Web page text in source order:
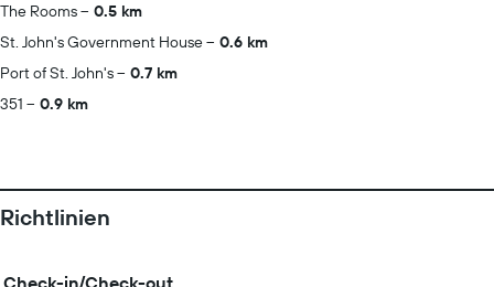
The Rooms
0.5 km
St. John's Government House
0.6 km
Port of St. John's
0.7 km
351
0.9 km
Richtlinien
Check-in/Check-out